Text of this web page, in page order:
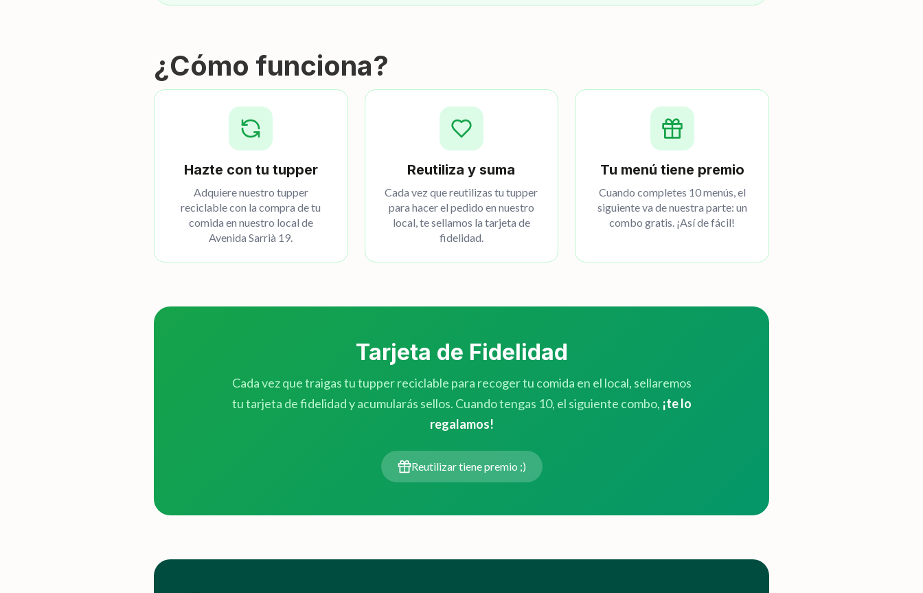
¿Cómo funciona?
Hazte con tu tupper
Adquiere nuestro tupper
reciclable con la compra de tu
comida en nuestro local de
Avenida Sarrià 19.
Reutiliza y suma
Cada vez que reutilizas tu tupper
para hacer el pedido en nuestro
local, te sellamos la tarjeta de
fidelidad.
Tu menú tiene premio
Cuando completes 10 menús, el
siguiente va de nuestra parte: un
combo gratis. ¡Así de fácil!
Tarjeta de Fidelidad
Cada vez que traigas tu tupper reciclable para recoger tu comida en el local, sellaremos
tu tarjeta de fidelidad y acumularás sellos. Cuando tengas 10, el siguiente combo, ¡te lo
regalamos!
Reutilizar tiene premio ;)